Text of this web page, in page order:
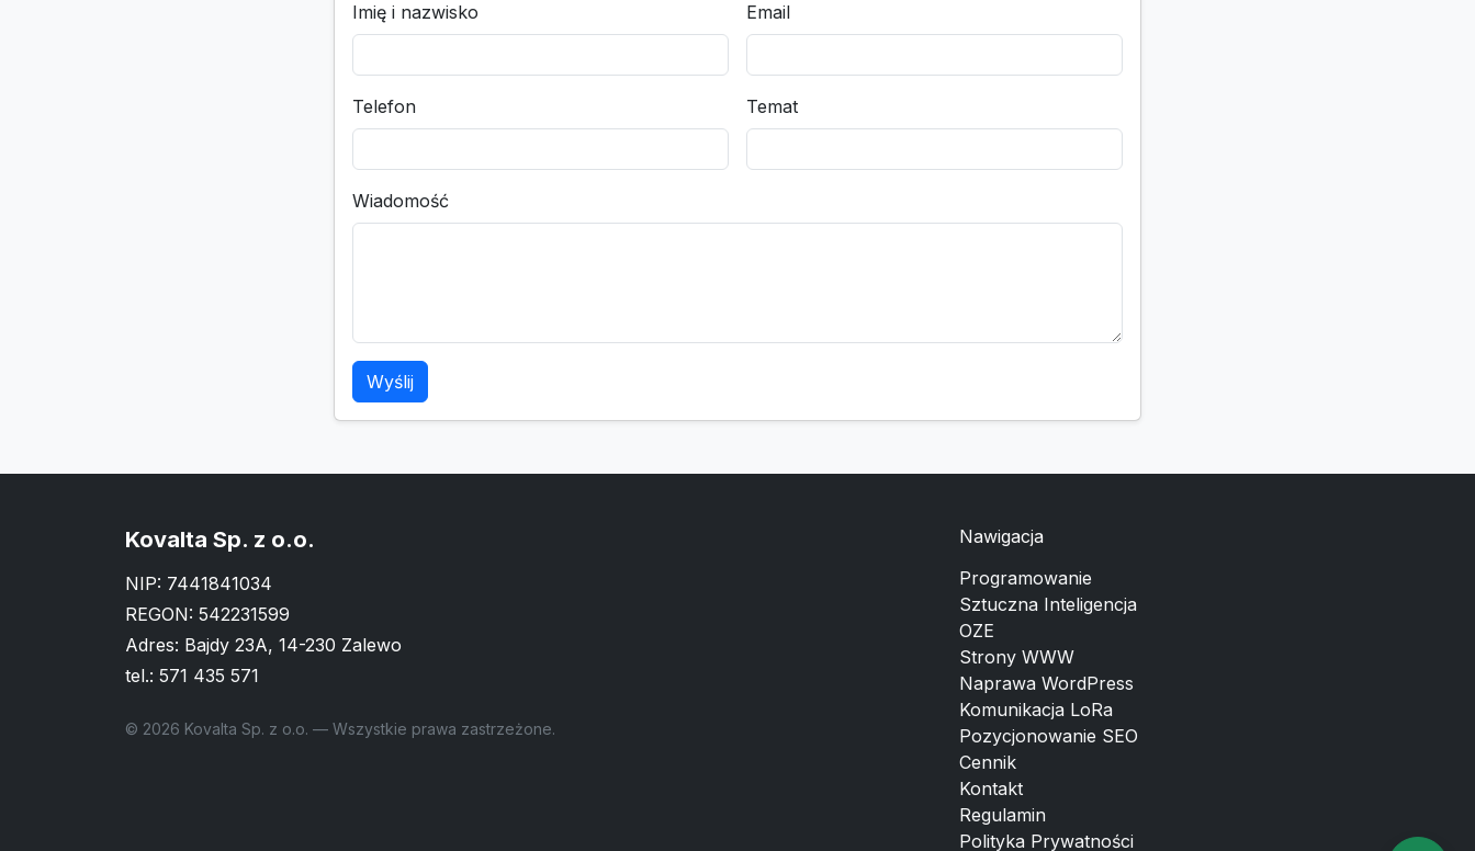
Imię i nazwisko Email
Telefon Temat
Wiadomość
Wyślij
Kovalta Sp. z o.o.
NIP: 7441841034
REGON: 542231599
Adres: Bajdy 23A, 14-230 Zalewo
tel.: 571 435 571
© 2026 Kovalta Sp. z o.o. — Wszystkie prawa zastrzeżone.
Nawigacja
Programowanie
Sztuczna Inteligencja
OZE
Strony WWW
Naprawa WordPress
Komunikacja LoRa
Pozycjonowanie SEO
Cennik
Kontakt
Regulamin
Polityka Prywatności